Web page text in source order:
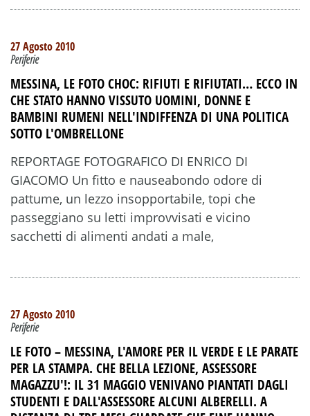
27 Agosto 2010
Periferie
MESSINA, LE FOTO CHOC: RIFIUTI E RIFIUTATI… ECCO IN
CHE STATO HANNO VISSUTO UOMINI, DONNE E
BAMBINI RUMENI NELL'INDIFFENZA DI UNA POLITICA
SOTTO L'OMBRELLONE
REPORTAGE FOTOGRAFICO DI ENRICO DI
GIACOMO Un fitto e nauseabondo odore di
pattume, un lezzo insopportabile, topi che
passeggiano su letti improvvisati e vicino
sacchetti di alimenti andati a male,
27 Agosto 2010
Periferie
LE FOTO – MESSINA, L'AMORE PER IL VERDE E LE PARATE
PER LA STAMPA. CHE BELLA LEZIONE, ASSESSORE
MAGAZZU'!: IL 31 MAGGIO VENIVANO PIANTATI DAGLI
STUDENTI E DALL'ASSESSORE ALCUNI ALBERELLI. A